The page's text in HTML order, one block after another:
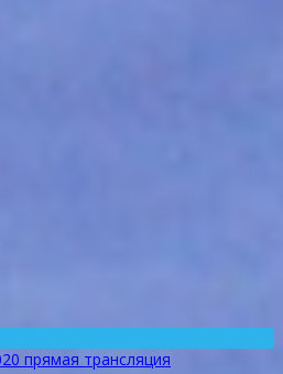
прямая трансляция